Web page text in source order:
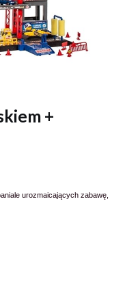
+
urozmaicających zabawę,